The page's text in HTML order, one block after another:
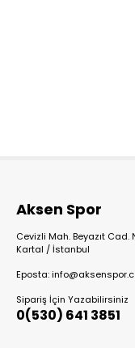
Aksen Spor
Cevizli Mah. Beyazıt Cad.
Kartal / İstanbul
Eposta:
Sipariş İçin Yazabilirsiniz
0(530) 641 3851